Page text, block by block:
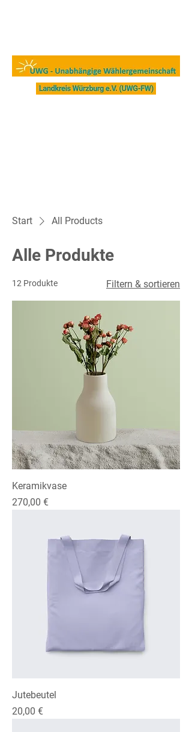
Start All Products
Alle Produkte
12 Produkte Filtern & sortieren
Keramikvase
Preis
270,00 €
Jutebeutel
Preis
20,00 €